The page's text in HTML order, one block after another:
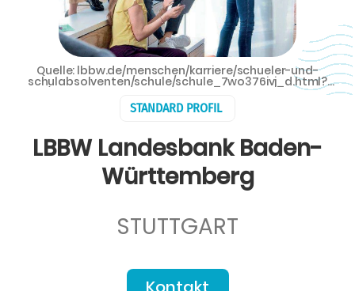
STANDARD PROFIL
LBBW Landesbank Baden-
Württemberg
STUTTGART
Quelle: lbbw.de/menschen/karriere/schueler-und-
schulabsolventen/schule/schule_7wo376ivj_d.html?
origin=/ausbildung - LBBW Landesbank Baden-Württemberg